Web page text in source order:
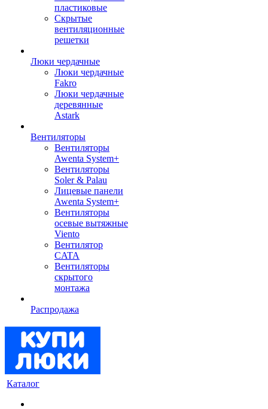
пластиковые
Скрытые
вентиляционные
решетки
Люки чердачные
Люки чердачные
Fakro
Люки чердачные
деревянные
Astark
Вентиляторы
Вентиляторы
Awenta System+
Вентиляторы
Soler & Palau
Лицевые панели
Awenta System+
Вентиляторы
осевые вытяжные
Viento
Вентилятор
CATA
Вентиляторы
скрытого
монтажа
Распродажа
Каталог